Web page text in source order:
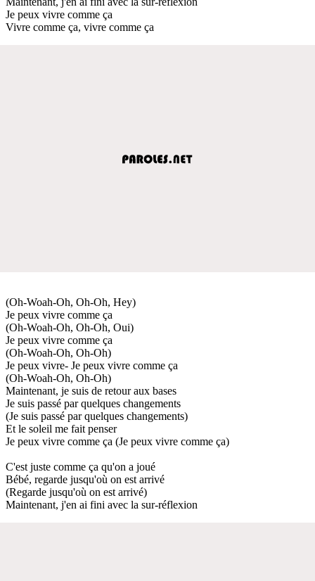
Je peux vivre comme ça
Vivre comme ça, vivre comme ça
(Oh-Woah-Oh, Oh-Oh, Hey)
Je peux vivre comme ça
(Oh-Woah-Oh, Oh-Oh, Oui)
Je peux vivre comme ça
(Oh-Woah-Oh, Oh-Oh)
Je peux vivre- Je peux vivre comme ça
(Oh-Woah-Oh, Oh-Oh)
Maintenant, je suis de retour aux bases
Je suis passé par quelques changements
(Je suis passé par quelques changements)
Et le soleil me fait penser
Je peux vivre comme ça (Je peux vivre comme ça)
C'est juste comme ça qu'on a joué
Bébé, regarde jusqu'où on est arrivé
(Regarde jusqu'où on est arrivé)
Maintenant, j'en ai fini avec la sur-réflexion